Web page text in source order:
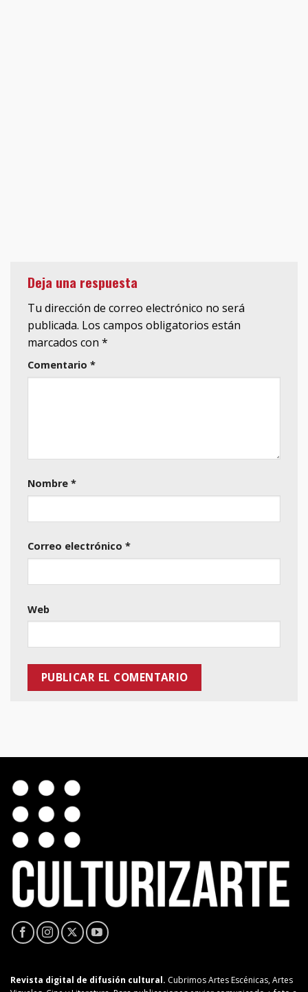
Deja una respuesta
Tu dirección de correo electrónico no será
publicada. Los campos obligatorios están
marcados con *
Comentario *
Nombre *
Correo electrónico *
Web
Revista digital de difusión cultural. Cubrimos Artes Escénicas, Artes